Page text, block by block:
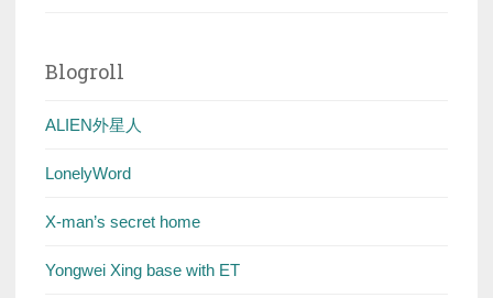
Blogroll
ALIEN外星人
LonelyWord
X-man’s secret home
Yongwei Xing base with ET